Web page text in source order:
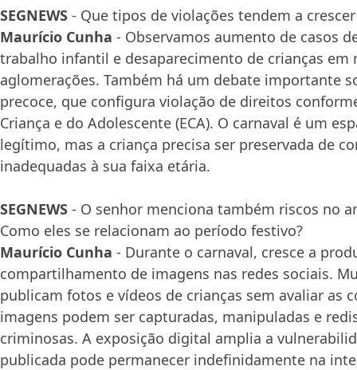
SEGNEWS - Que tipos de violações tendem a
Maurício Cunha - Observamos aumento de casos
trabalho infantil e desaparecimento de crianças em
aglomerações. Também há um debate importante
precoce, que configura violação de direitos
Criança e do Adolescente (ECA). O carnaval é um
legítimo, mas a criança precisa ser preservada de
inadequadas à sua faixa etária.
SEGNEWS - O senhor menciona também riscos no
Como eles se relacionam ao período festivo?
Maurício Cunha - Durante o carnaval, cresce a
compartilhamento de imagens nas redes sociais.
publicam fotos e vídeos de crianças sem avaliar as
imagens podem ser capturadas, manipuladas e
criminosas. A exposição digital amplia a
publicada pode permanecer indefinidamente na